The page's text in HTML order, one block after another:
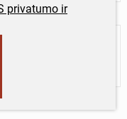
privatumo ir